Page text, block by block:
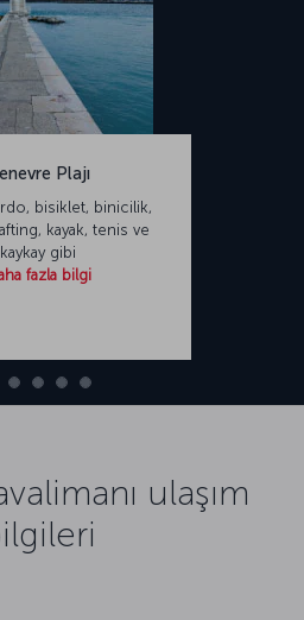
Plajı
bisiklet, binicilik,
kayak, tenis ve
kaykay gibi
fazla bilgi
ulaşım